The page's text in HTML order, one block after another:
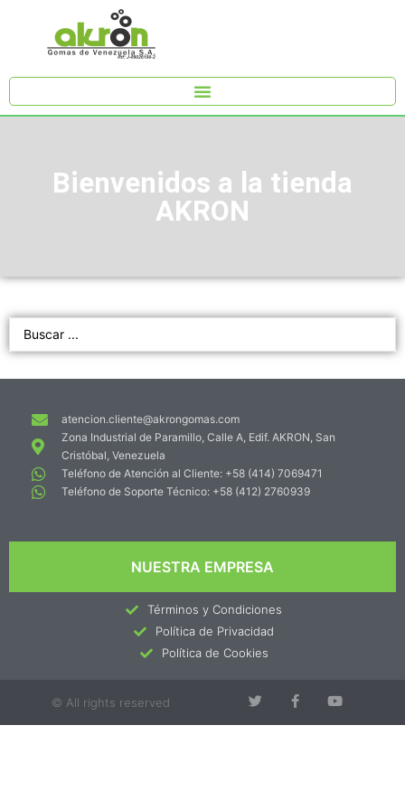
Bienvenidos a la tienda
AKRON
atencion.cliente@akrongomas.com
Zona Industrial de Paramillo, Calle A, Edif. AKRON, San
Cristóbal, Venezuela
Teléfono de Atención al Cliente: +58 (414) 7069471
Teléfono de Soporte Técnico: +58 (412) 2760939
NUESTRA EMPRESA
Términos y Condiciones
Política de Privacidad
Política de Cookies
© All rights reserved